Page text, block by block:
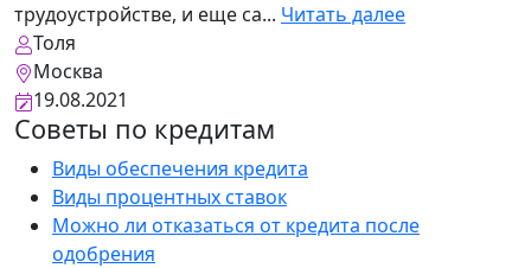
трудоустройстве, и еще са... Читать далее
Толя
Москва
19.08.2021
Советы по кредитам
Виды обеспечения кредита
Виды процентных ставок
Можно ли отказаться от кредита после
одобрения